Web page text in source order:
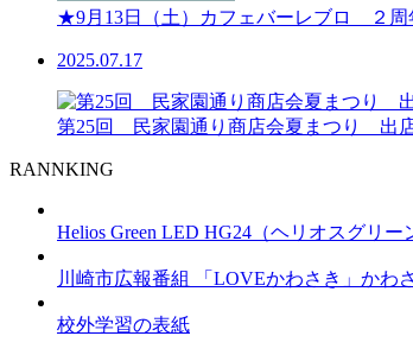
★9月13日（土）カフェバーレブロ ２周
2025.07.17
第25回 民家園通り商店会夏まつり 出
RANNKING
Helios Green LED HG24（ヘリオスグリー
川崎市広報番組 「LOVEかわさき」かわ
校外学習の表紙